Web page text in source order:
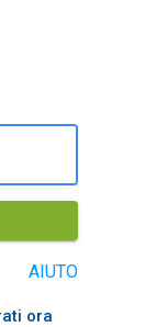
AIUTO
ora